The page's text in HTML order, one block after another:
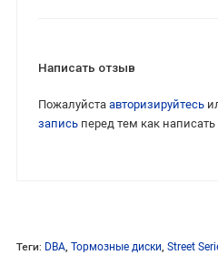
Написать отзыв
Пожалуйста авторизируйтесь
записьперед тем как написать
Теги: DBA, Тормозные диски, Street